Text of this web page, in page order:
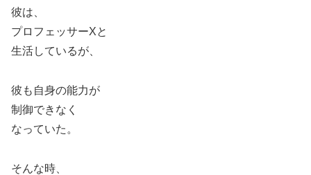
彼は、
プロフェッサーXと
生活しているが、
彼も自身の能力が
制御できなく
なっていた。
そんな時、